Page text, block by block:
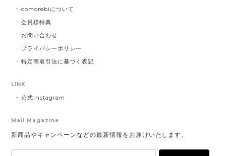
comorebiについて
会員様特典
お問い合わせ
プライバシーポリシー
特定商取引法に基づく表記
LINK
公式Instagram
Mail Magazine
新商品やキャンペーンなどの最新情報をお届けいたします。